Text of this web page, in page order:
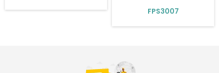
FPS3007